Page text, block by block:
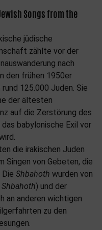
Songs from the
jüdische
zählte vor der
nach
den frühen 1950er
rund 125.000 Juden. Sie
der ältesten
auf die Zerstörung des
babylonische Exil vor
die irakischen Juden
Singen von Gebeten, die
Shbahoth wurden von
) und der
an anderen wichtigen
zu den